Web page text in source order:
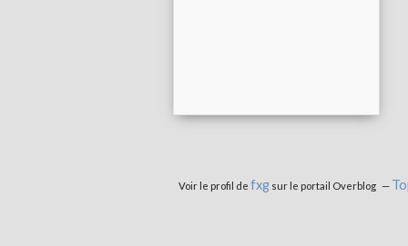
Voir le profil de fxgsur le portail Overblog